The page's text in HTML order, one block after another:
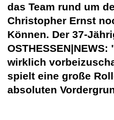
das Team rund um
Christopher Ernst
Können. Der 37-
wirklich
spielt eine große
absoluten